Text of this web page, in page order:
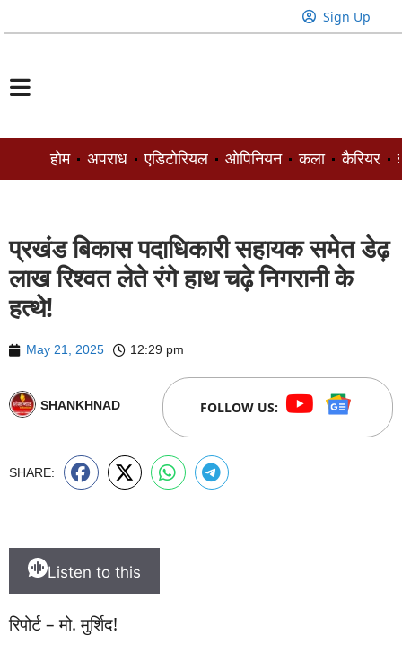
Sign Up
होम अपराध एडिटोरियल ओपिनियन कला कैरियर
प्रखंड बिकास पदाधिकारी सहायक समेत डेढ़
लाख रिश्वत लेते रंगे हाथ चढ़े निगरानी के
हत्थे!
May 21, 2025 12:29 pm
SHANKHNAD FOLLOW US:
SHARE:
Listen to this
रिपोर्ट – मो. मुर्शिद!